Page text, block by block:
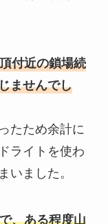
付近の鎖場続
ませんでし
たため余計に
ライトを使わ
いました。
、ある程度山